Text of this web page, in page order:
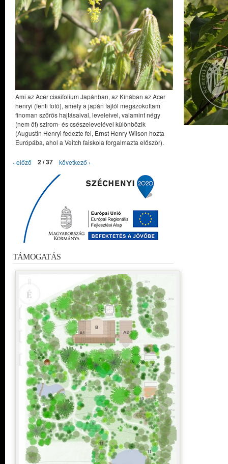
Ami az Acer cissifolium Japánban, az Kínában az Acer
henryi (fenti fotó), amely a japán fajtól megszokottam
finoman szőrös hajtásaival, leveleivel, valamint négy
(nem öt) szirom- és csészelevelével különbözik
(Augustin Henryi fedezte fel, Ernst Henry Wilson hozta
Európába, ahol a Veitch faiskola forgalmazta először).
‹ előző 2 / 37 következő ›
TÁMOGATÁS